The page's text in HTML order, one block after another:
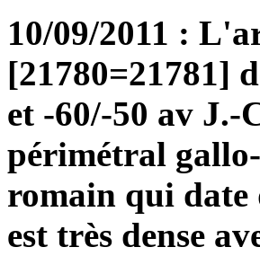
10/09/2011 :
[21780=21781]
et -60/-50 av J.-
périmétral
romain qui date
est très dense